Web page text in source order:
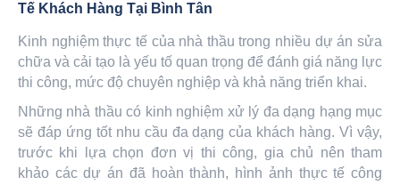
Tế Khách Hàng Tại Bình Tân
Kinh nghiệm thực tế của nhà thầu trong nhiều dự án sửa
chữa và cải tạo là yếu tố quan trọng để đánh giá năng lực
thi công, mức độ chuyên nghiệp và khả năng triển khai.
Những nhà thầu có kinh nghiệm xử lý đa dạng hạng mục
sẽ đáp ứng tốt nhu cầu đa dạng của khách hàng. Vì vậy,
trước khi lựa chọn đơn vị thi công, gia chủ nên tham
khảo các dự án đã hoàn thành, hình ảnh thực tế công